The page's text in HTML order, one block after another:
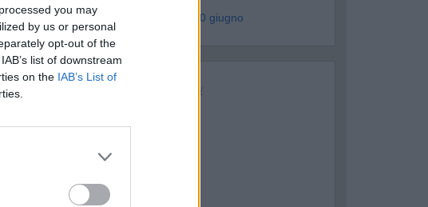
you may
by us or personal
opt-out of the
list of downstream
on the IAB’s List of
Agenzia Humanitas - mer 10 giugno